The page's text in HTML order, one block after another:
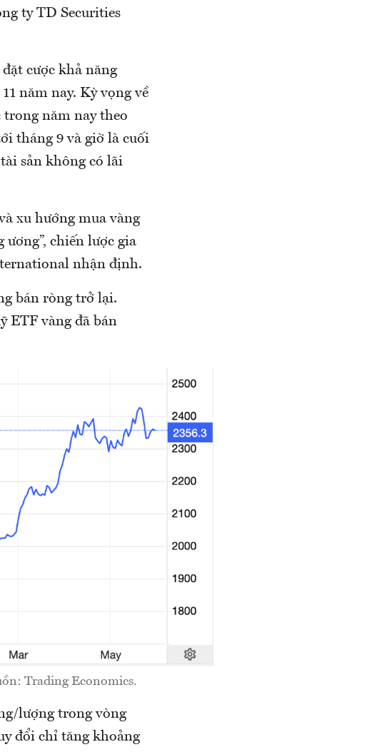
ty TD Securities
cược khả năng
năm nay. Kỳ vọng về
trong năm nay theo
tháng 9 và giờ là cuối
sản không có lãi
xu hướng mua vàng
chiến lược gia
nhận định.
bán ròng trở lại.
ETF vàng đã bán
Trading Economics.
lượng trong vòng
đổi chỉ tăng khoảng